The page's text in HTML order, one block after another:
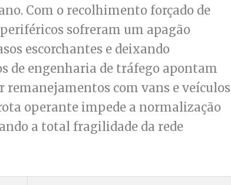
Com o recolhimento forçado de
sofreram um apagão
escorchantes e deixando
de engenharia de tráfego apontam
com vans e veículos
operante impede a normalização
a total fragilidade da rede